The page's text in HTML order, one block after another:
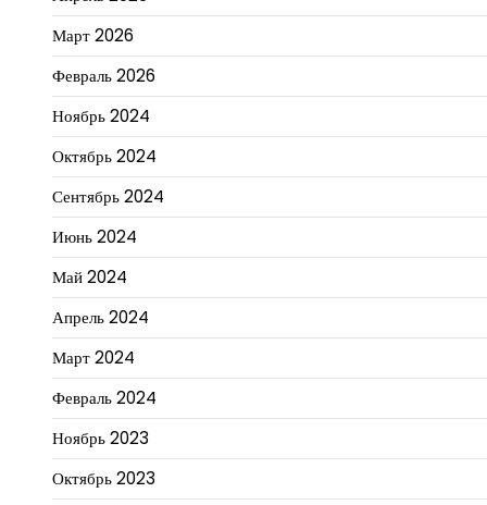
Март 2026
Февраль 2026
Ноябрь 2024
Октябрь 2024
Сентябрь 2024
Июнь 2024
Май 2024
Апрель 2024
Март 2024
Февраль 2024
Ноябрь 2023
Октябрь 2023